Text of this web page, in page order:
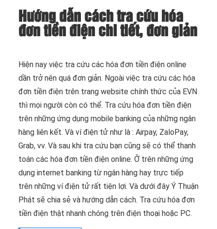
Hướng dẫn cách tra cứu hóa
đơn tiền điện chi tiết, đơn giản
Hiện nay việc tra cứu các hóa đơn tiền điện online
dần trở nên quá đơn giản. Ngoài việc tra cứu các hóa
đơn tiền điện trên trang website chính thức của EVN
thì mọi người còn có thể. Tra cứu hóa đơn tiền điện
trên những ứng dụng mobile banking của những ngân
hàng liên kết. Và ví điện tử như là : Airpay, ZaloPay,
Grab, vv. Và sau khi tra cứu bạn cũng sẽ có thể thanh
toán các hóa đơn tiền điện online. Ở trên những ứng
dụng internet banking từ ngân hàng hay trực tiếp
trên những ví điện tử rất tiện lợi. Và dưới đây Ý Thuận
Phát sẽ chia sẻ và hướng dẫn cách. Tra cứu hóa đơn
tiền điện thật nhanh chóng trên điện thoại hoặc PC.